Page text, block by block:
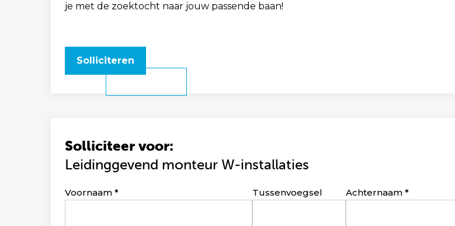
je met de zoektocht naar jouw passende baan!
Solliciteren
Solliciteer voor:
Leidinggevend monteur W-installaties
Leave
Voornaam Tussenvoegsel Achternaam